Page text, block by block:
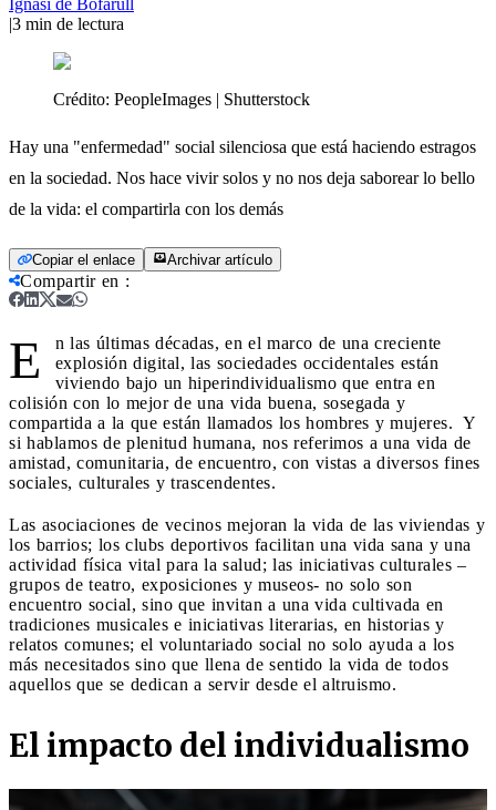
|3 min de lectura
Crédito: PeopleImages | Shutterstock
Hay una "enfermedad" social silenciosa que está haciendo estragos
en la sociedad. Nos hace vivir solos y no nos deja saborear lo bello
de la vida: el compartirla con los demás
Copiar el enlace Archivar artículo
Compartir en :
E
n las últimas décadas, en el marco de una creciente
explosión digital, las sociedades occidentales están
viviendo bajo un hiperindividualismo que entra en
colisión con lo mejor de una vida buena, sosegada y
compartida a la que están llamados los hombres y mujeres. Y
si hablamos de plenitud humana, nos referimos a una vida de
amistad, comunitaria, de encuentro, con vistas a diversos fines
sociales, culturales y trascendentes.
Las asociaciones de vecinos mejoran la vida de las viviendas y
los barrios; los clubs deportivos facilitan una vida sana y una
actividad física vital para la salud; las iniciativas culturales –
grupos de teatro, exposiciones y museos- no solo son
encuentro social, sino que invitan a una vida cultivada en
tradiciones musicales e iniciativas literarias, en historias y
relatos comunes; el voluntariado social no solo ayuda a los
más necesitados sino que llena de sentido la vida de todos
aquellos que se dedican a servir desde el altruismo.
El impacto del individualismo